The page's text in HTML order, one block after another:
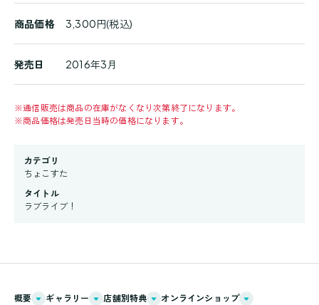
商品価格 3,300円(税込)
発売日 2016年3月
※通信販売は商品の在庫がなくなり次第終了になります。
※商品価格は発売日当時の価格になります。
カテゴリ
ちょこすた
タイトル
ラブライブ！
概要 ギャラリー 店舗別特典 オンラインショップ